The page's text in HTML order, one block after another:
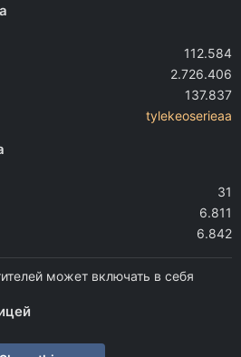
112.584
2.726.406
137.837
tylekeoserieaa
31
6.811
6.842
может включать в себя